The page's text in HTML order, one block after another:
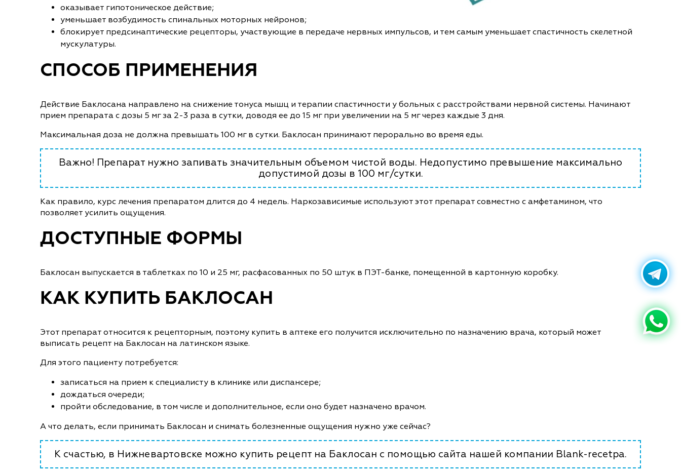
оказывает гипотоническое действие;
уменьшает возбудимость спинальных моторных нейронов;
блокирует предсинаптические рецепторы, участвующие в передаче нервных импульсов, и тем самым уменьшает спастичность скелетной
мускулатуры.
СПОСОБ ПРИМЕНЕНИЯ
Действие Баклосана направлено на снижение тонуса мышц и терапии спастичности у больных с расстройствами нервной системы. Начинают
прием препарата с дозы 5 мг за 2-3 раза в сутки, доводя ее до 15 мг при увеличении на 5 мг через каждые 3 дня.
Максимальная доза не должна превышать 100 мг в сутки. Баклосан принимают перорально во время еды.
Важно! Препарат нужно запивать значительным объемом чистой воды. Недопустимо превышение максимально
допустимой дозы в 100 мг/сутки.
Как правило, курс лечения препаратом длится до 4 недель. Наркозависимые используют этот препарат совместно с амфетамином, что
позволяет усилить ощущения.
ДОСТУПНЫЕ ФОРМЫ
Баклосан выпускается в таблетках по 10 и 25 мг, расфасованных по 50 штук в ПЭТ-банке, помещенной в картонную коробку.
КАК КУПИТЬ БАКЛОСАН
Этот препарат относится к рецепторным, поэтому купить в аптеке его получится исключительно по назначению врача, который может
выписать рецепт на Баклосан на латинском языке.
Для этого пациенту потребуется:
записаться на прием к специалисту в клинике или диспансере;
дождаться очереди;
пройти обследование, в том числе и дополнительное, если оно будет назначено врачом.
А что делать, если принимать Баклосан и снимать болезненные ощущения нужно уже сейчас?
К счастью, в Нижневартовске можно купить рецепт на Баклосан с помощью сайта нашей компании Blank-recetpa.